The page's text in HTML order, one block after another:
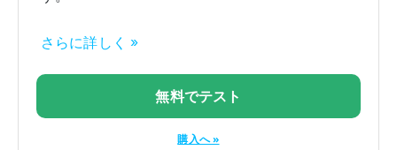
さらに詳しく »
無料でテスト
購入へ »